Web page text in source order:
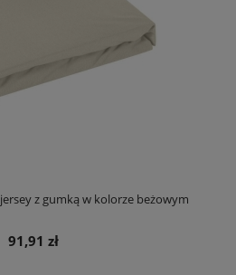
z gumką w kolorze beżowym
91,91 zł